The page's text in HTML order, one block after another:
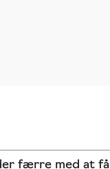
færre med at få